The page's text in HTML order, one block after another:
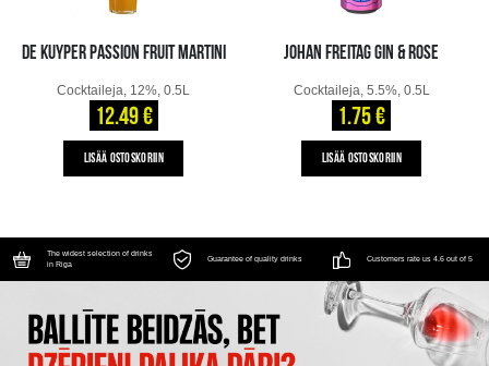
DE KUYPER PASSION FRUIT MARTINI
Cocktaileja, 12%, 0.5L
12.49 €
LISÄÄ OSTOSKORIIN
JOHAN FREITAG GIN & ROSE
Cocktaileja, 5.5%, 0.5L
1.75 €
LISÄÄ OSTOSKORIIN
The widest selection of drinks
in Riga
Guarantee of quality drinks Customers rate us 4.6 out of 5